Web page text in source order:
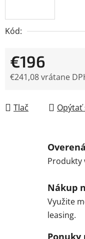
Kód:
€196
€241,08 vrátane
Tlač Opýtať
Produkty
Nákup
Využite
leasing.
Ponuky